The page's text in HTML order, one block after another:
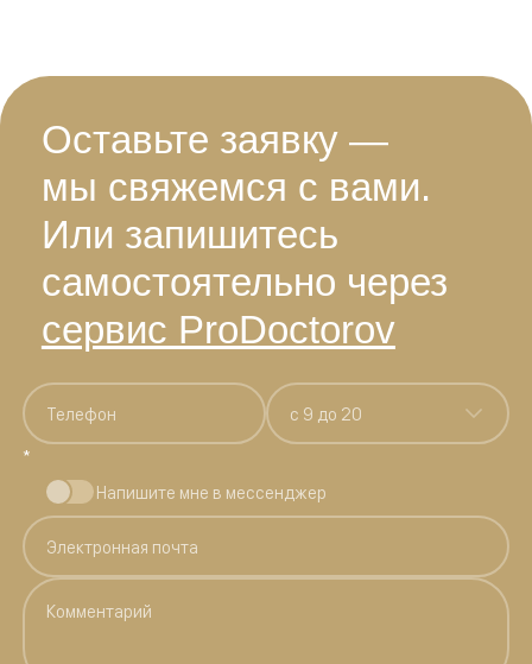
Оставьте заявку —
мы свяжемся с вами.
Или запишитесь
самостоятельно через
сервис ProDoctorov
*
c 9 до 20
Напишите мне в мессенджер